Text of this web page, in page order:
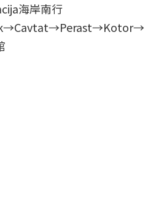
海岸南行